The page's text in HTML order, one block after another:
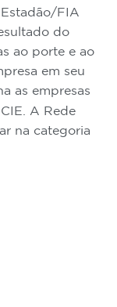
FIA
do
ao porte e ao
em seu
as empresas
A Rede
na categoria